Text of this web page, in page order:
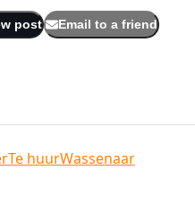
post Email to a friend
Te huurWassenaar